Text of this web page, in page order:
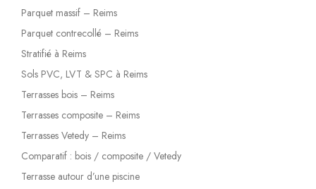
Parquet massif – Reims
Parquet contrecollé – Reims
Stratifié à Reims
Sols PVC, LVT & SPC à Reims
Terrasses bois – Reims
Terrasses composite – Reims
Terrasses Vetedy – Reims
Comparatif : bois / composite / Vetedy
Terrasse autour d’une piscine